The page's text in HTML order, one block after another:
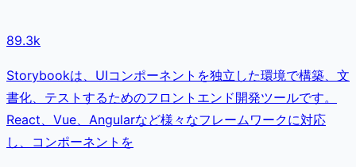
89.3k
Storybookは、UIコンポーネントを独立した環境で構築、文
書化、テストするためのフロントエンド開発ツールです。
React、Vue、Angularなど様々なフレームワークに対応
し、コンポーネントを